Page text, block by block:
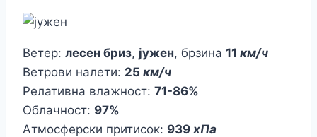
Ветер: лесен бриз, јужен, брзина 11 км/ч
Ветрови налети: 25 км/ч
Релативна влажност: 71-86%
Облачност: 97%
Атмосферски притисок: 939 хПа